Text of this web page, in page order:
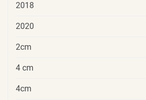
2018
2020
2cm
4 cm
4cm